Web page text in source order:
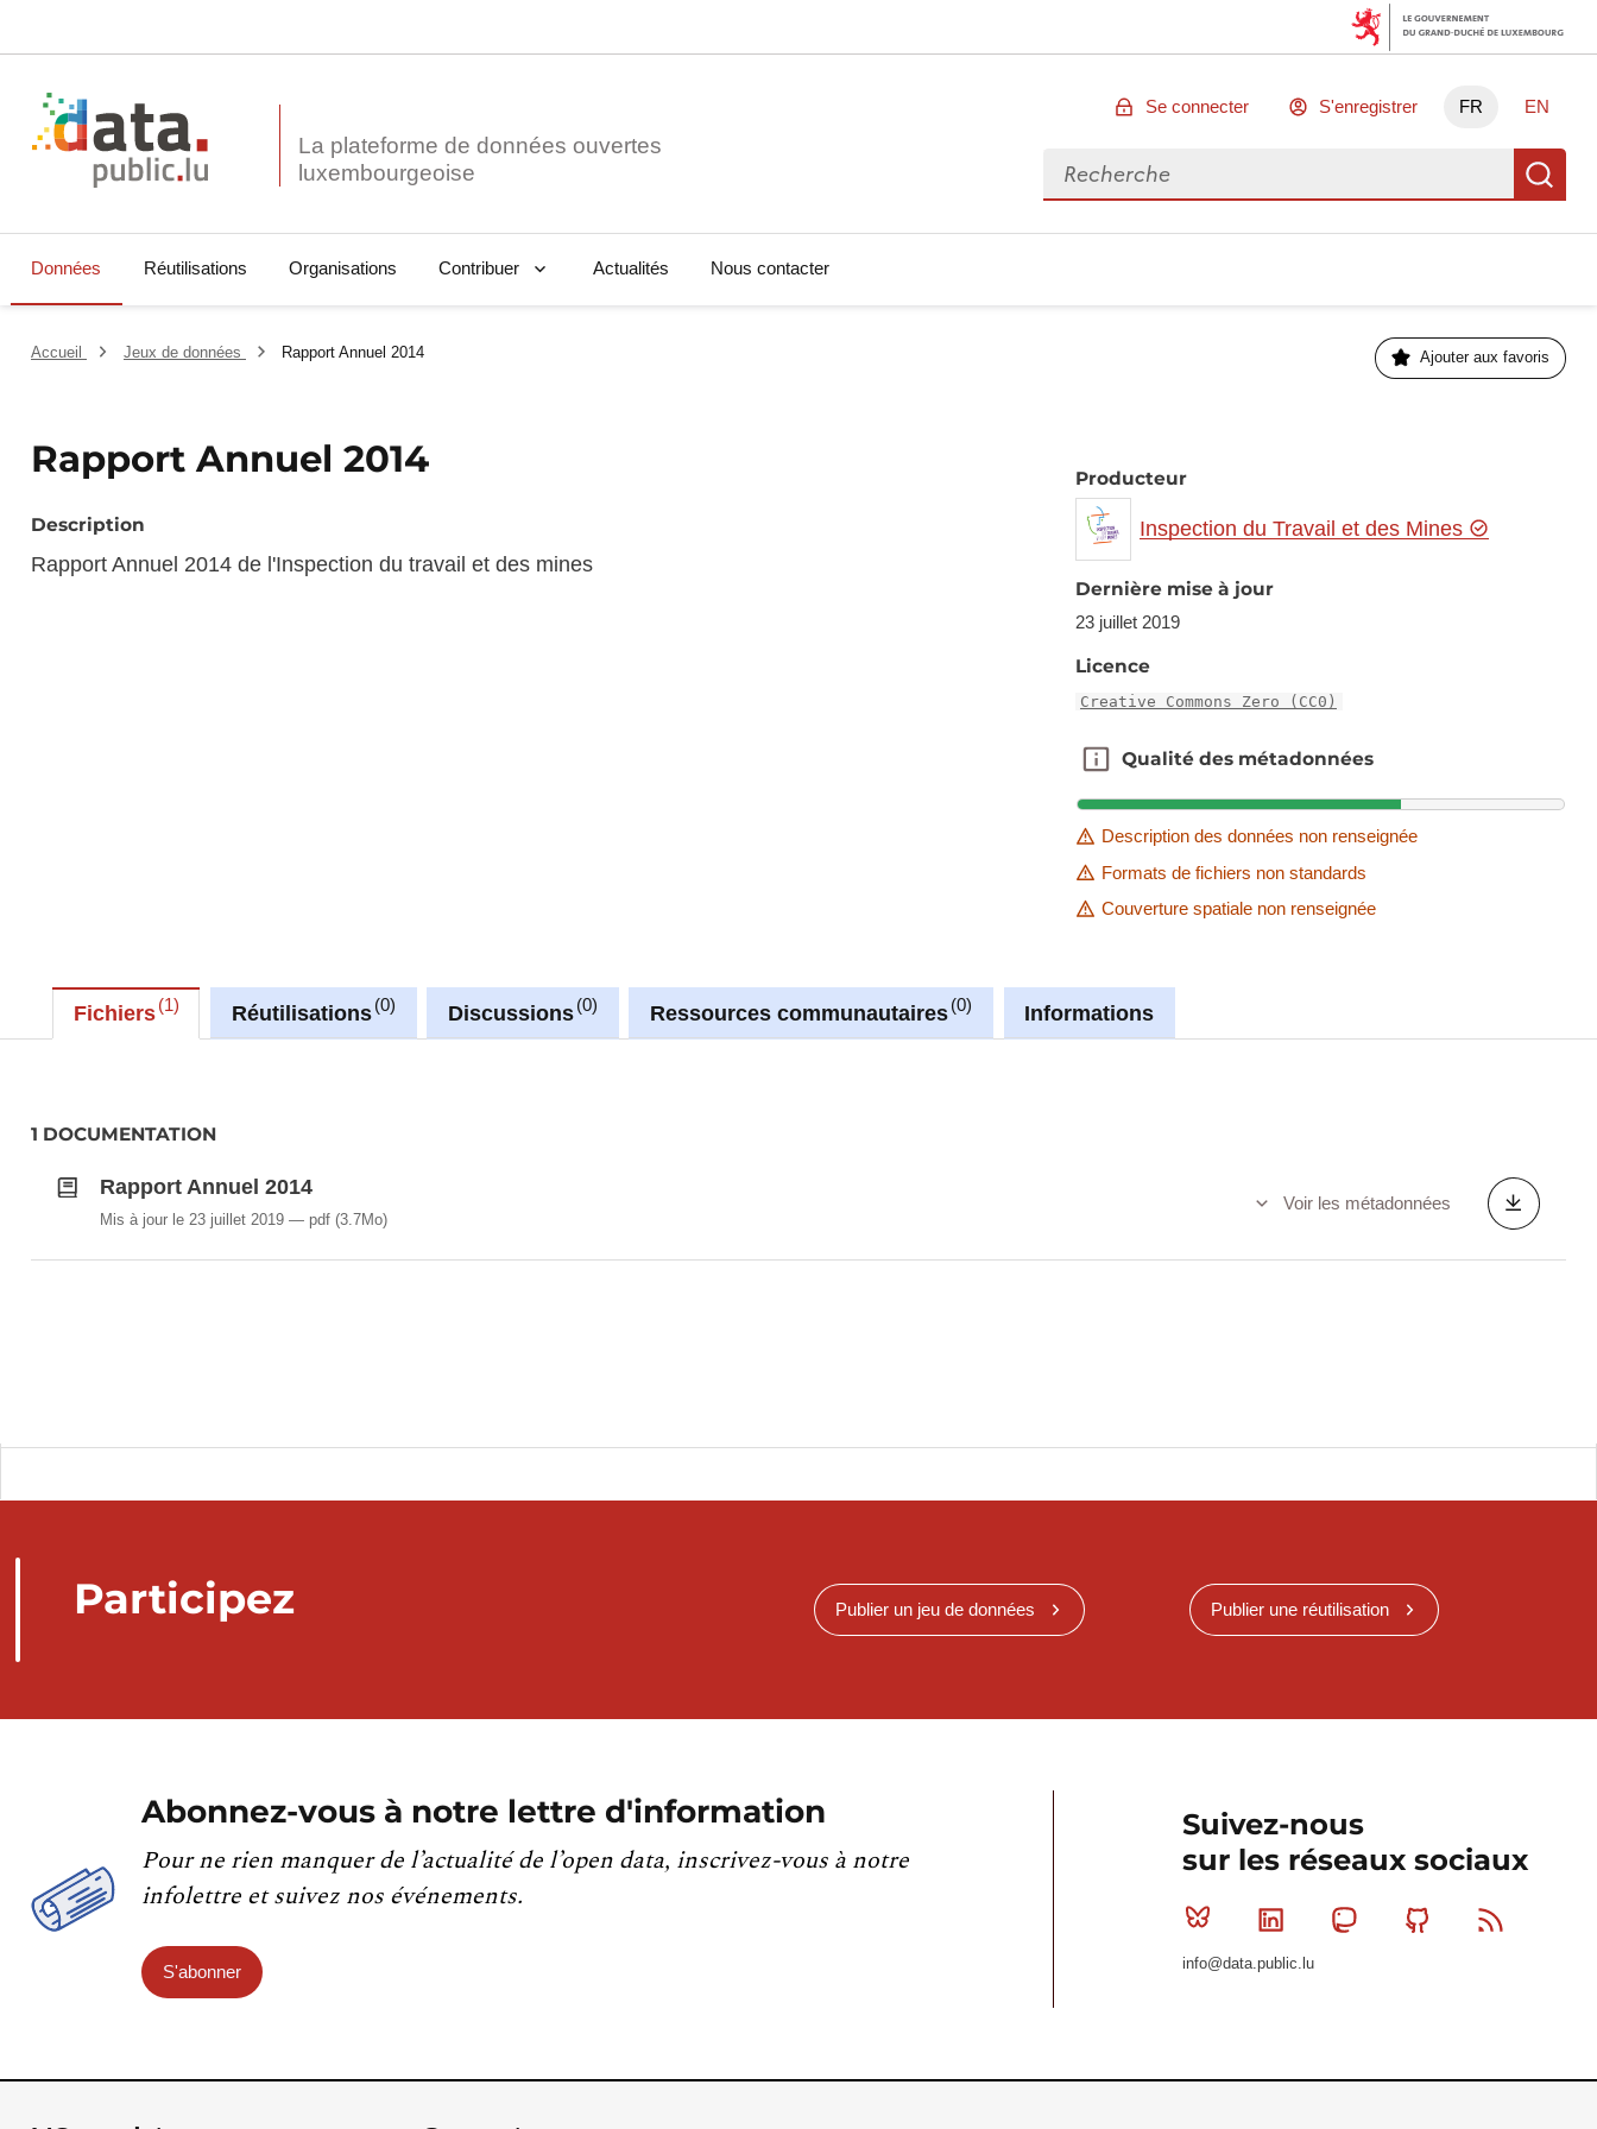
La plateforme de données ouvertes
Se connecter S'enregistrer FR EN
Rechercher des données
Données Réutilisations Organisations Contribuer Actualités Nous contacter
Accueil Jeux de données Rapport Annuel 2014 Ajouter aux favoris
Rapport Annuel 2014
Description
Rapport Annuel 2014 de l'Inspection du travail et des mines
Producteur
Inspection du Travail et des Mines
Dernière mise à jour
23 juillet 2019
Licence
Creative Commons Zero (CC0)
Qualité des métadonnées
Qualité des métadonnées
Description des données non renseignée
Formats de fichiers non standards
Couverture spatiale non renseignée
Fichiers 1 Réutilisations 0 Discussions 0 Ressources communautaires 0 Informations
1 DOCUMENTATION
Rapport Annuel 2014
Mis à jour le 23 juillet 2019 pdf(3.7Mo)
Voir les métadonnées
Participez Publier un jeu de données Publier une réutilisation
Abonnez-vous à notre lettre d'information
Pour ne rien manquer de l’actualité de l’open data, inscrivez-vous à notre
infolettre et suivez nos événements.
S'abonner
Suivez-nous
sur les réseaux sociaux
Bluesky Linkedin MastodonGithub
info@data.public.lu